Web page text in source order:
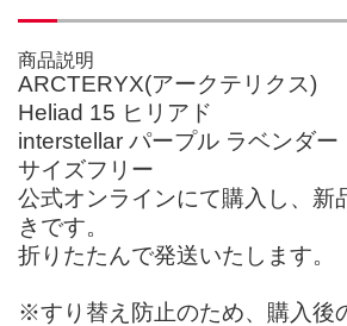
商品説明
ARCTERYX(アークテリクス)
Heliad 15 ヒリアド
interstellar パープル ラベンダー
サイズフリー
公式オンラインにて購入し、新
きです。
折りたたんで発送いたします。
※すり替え防止のため、購入後